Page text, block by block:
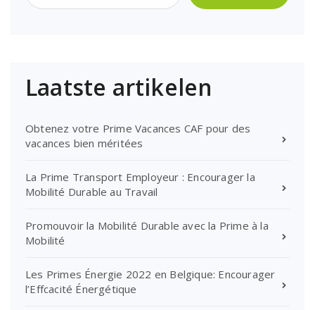
Laatste artikelen
Obtenez votre Prime Vacances CAF pour des
vacances bien méritées
La Prime Transport Employeur : Encourager la
Mobilité Durable au Travail
Promouvoir la Mobilité Durable avec la Prime à la
Mobilité
Les Primes Énergie 2022 en Belgique: Encourager
l’Effcacité Énergétique